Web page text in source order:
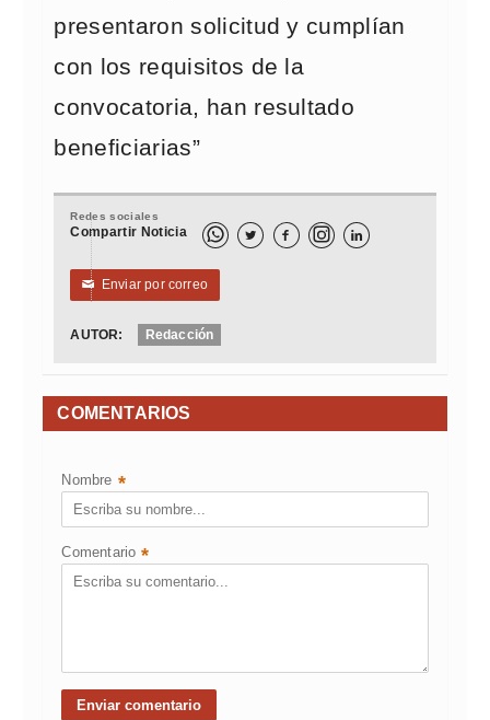
presentaron solicitud y cumplían
con los requisitos de la
convocatoria, han resultado
beneficiarias”
Redes sociales
Compartir Noticia   
✉ Enviar por correo
AUTOR: Redacción
COMENTARIOS
Nombre *
Comentario *